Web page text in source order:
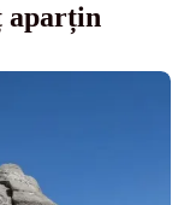
aparțin